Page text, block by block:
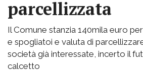
parcellizzata
Il Comune stanzia 140mila euro
e spogliatoi e valuta di
società già interessate, incerto il
calcetto